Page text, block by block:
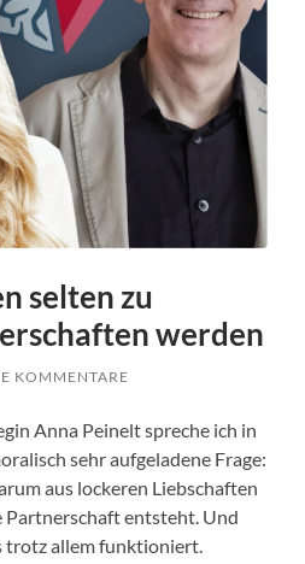
selten zu
werden
KOMMENTARE
Anna Peinelt spreche ich in
sehr aufgeladene Frage:
aus lockeren Liebschaften
Partnerschaft entsteht. Und
trotz allem funktioniert.